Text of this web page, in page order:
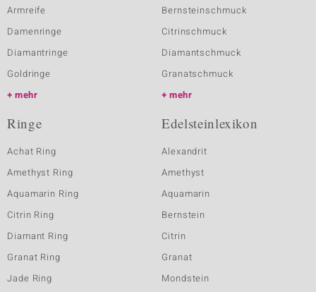
Armreife
Damenringe
Diamantringe
Goldringe
mehr
Bernsteinschmuck
Citrinschmuck
Diamantschmuck
Granatschmuck
mehr
Ringe
Achat Ring
Amethyst Ring
Aquamarin Ring
Citrin Ring
Diamant Ring
Granat Ring
Jade Ring
Edelsteinlexikon
Alexandrit
Amethyst
Aquamarin
Bernstein
Citrin
Granat
Mondstein